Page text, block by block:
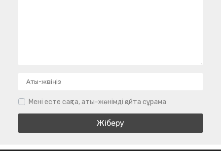
Мені есте сақта, аты-жөнімді қайта сұрама